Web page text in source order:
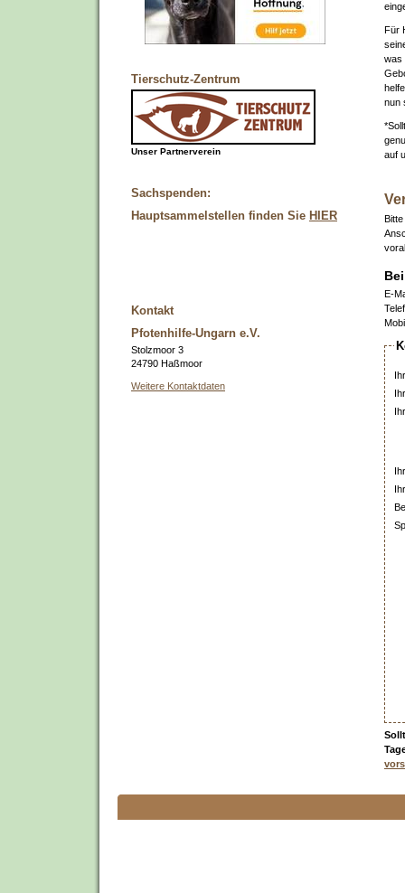
Tierschutz-Zentrum
Unser Partnerverein
Sachspenden:
Hauptsammelstellen finden Sie HIER
Kontakt
Pfotenhilfe-Ungarn e.V.
Stolzmoor 3
24790 Haßmoor
Weitere Kontaktdaten
Für
was
nun
auf
E-